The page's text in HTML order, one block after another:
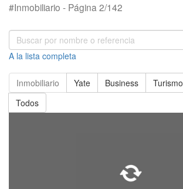
#Inmobiliario - Página 2/142
A la lista completa
Inmobiliario Yate Business Turismo
Todos